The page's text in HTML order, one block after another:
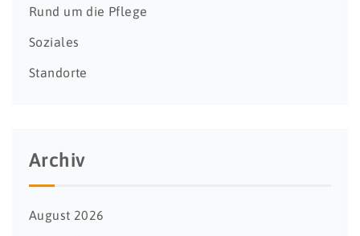
Rund um die Pflege
Soziales
Standorte
Archiv
August 2026